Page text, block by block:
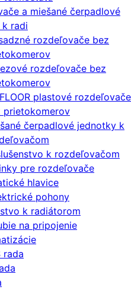
a miešané čerpadlové
radi
rozdeľovače bez
rozdeľovače bez
plastové rozdeľovače
prietokomerov
čerpadlové jednotky k
k rozdeľovačom
pre rozdeľovače
hlavice
pohony
k radiátorom
na pripojenie
rada